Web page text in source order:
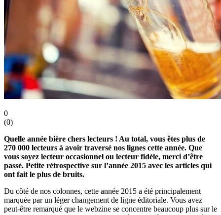
0
(0)
Quelle année bière chers lecteurs ! Au total, vous êtes plus de
270 000 lecteurs à avoir traversé nos lignes cette année. Que
vous soyez lecteur occasionnel ou lecteur fidèle, merci d’être
passé. Petite rétrospective sur l’année 2015 avec les articles qui
ont fait le plus de bruits.
Du côté de nos colonnes, cette année 2015 a été principalement
marquée par un léger changement de ligne éditoriale. Vous avez
peut-être remarqué que le webzine se concentre beaucoup plus sur le